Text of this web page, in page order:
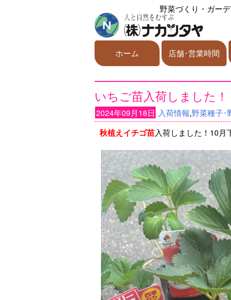
野菜づくり・ガー
ホーム 店舗･営業時間
いちご苗入荷しました！
2024年09月18日 入荷情報,野菜種子･
秋植えイチゴ苗入荷しました！10月